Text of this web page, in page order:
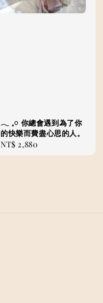
𓂃 𓈒𓏸 ⁡你總會遇到為了你
的快樂而費盡心思的人。
Regular
price
NT$ 2,880